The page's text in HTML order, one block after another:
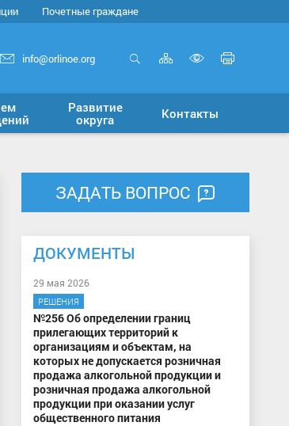
Почетные граждане
info@orlinoe.org Карта
сайта
версию
для
Развитие
округа
Контакты
ЗАДАТЬ ВОПРОС
ДОКУМЕНТЫ
29 мая 2026
РЕШЕНИЯ
№256 Об определении границ
прилегающих территорий к
организациям и объектам, на
которых не допускается розничная
продажа алкогольной продукции и
розничная продажа алкогольной
продукции при оказании услуг
общественного питания